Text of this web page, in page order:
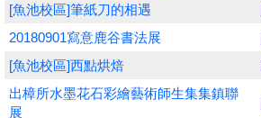
評委專區
校務行政
[魚池校區]筆紙刀的相遇
20180901寫意鹿谷書法展
[魚池校區]西點烘焙
出樟所水墨花石彩繪藝術師生集集鎮聯
展